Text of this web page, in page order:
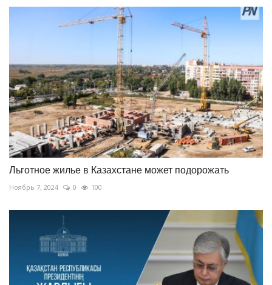
Льготное жилье в Казахстане может подорожать
Ноябрь 7, 2024 0 100